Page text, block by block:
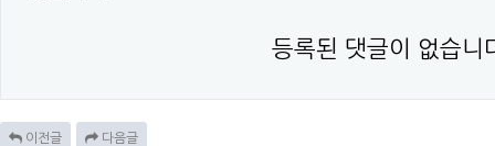
등록된 댓글이 없습니
이전글 다음글